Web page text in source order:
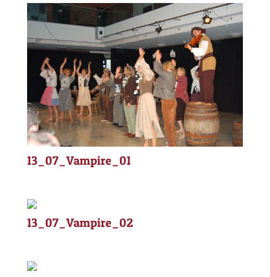
13_07_Vampire_01
13_07_Vampire_02